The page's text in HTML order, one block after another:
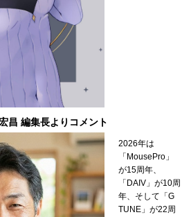
昌 編集長よりコメント
2026年は
「MousePro」
が15周年、
「DAIV」が10周
年、そして「G
TUNE」が22周